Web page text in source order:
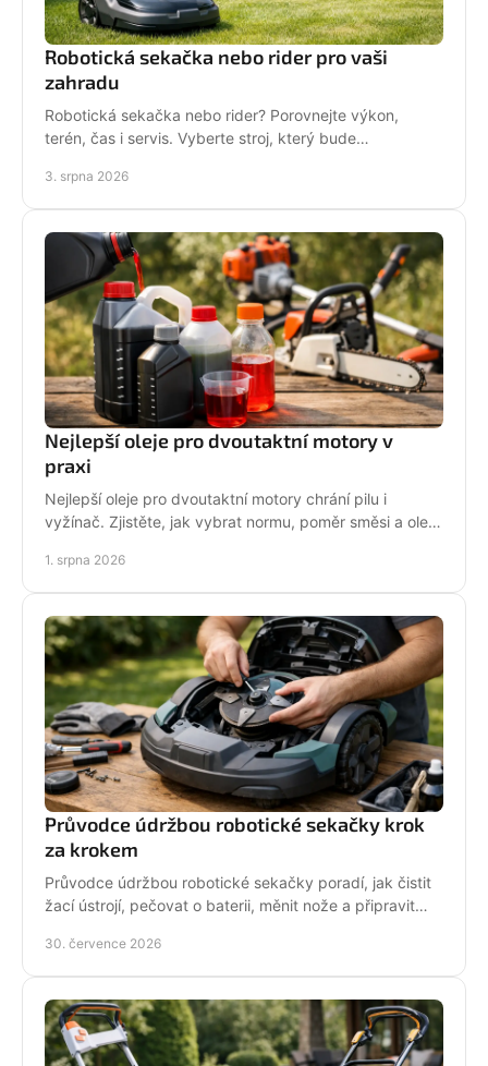
Robotická sekačka nebo rider pro vaši
zahradu
Robotická sekačka nebo rider? Porovnejte výkon,
terén, čas i servis. Vyberte stroj, který bude
sezónu.
3. srpna 2026
Nejlepší oleje pro dvoutaktní motory v
praxi
Nejlepší oleje pro dvoutaktní motory chrání pilu i
vyžínač. Zjistěte, jak vybrat normu, poměr směsi a olej
1. srpna 2026
Průvodce údržbou robotické sekačky krok
za krokem
Průvodce údržbou robotické sekačky poradí, jak čistit
žací ústrojí, pečovat o baterii, měnit nože a připravit
30. července 2026